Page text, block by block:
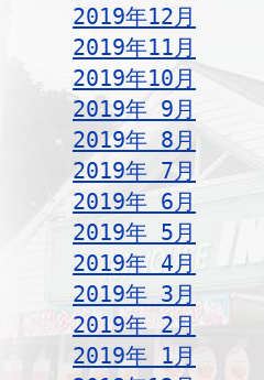
2019年12月
2019年11月
2019年10月
2019年 9月
2019年 8月
2019年 7月
2019年 6月
2019年 5月
2019年 4月
2019年 3月
2019年 2月
2019年 1月